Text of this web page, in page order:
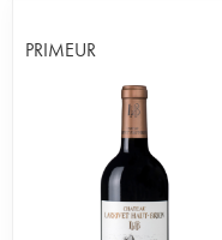
PRIMEUR